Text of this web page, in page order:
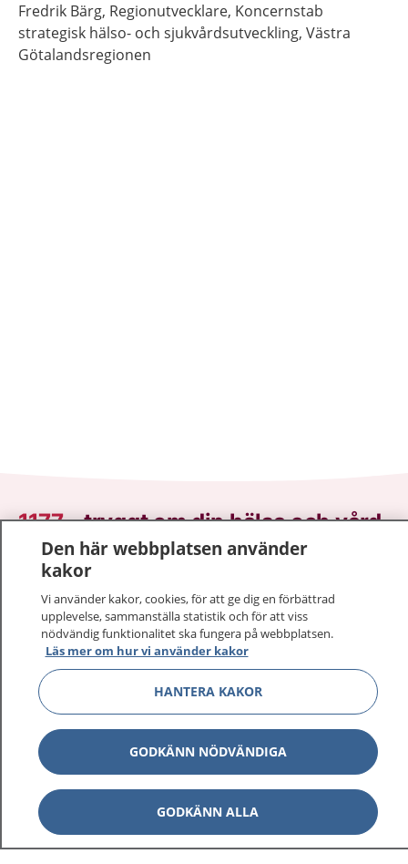
Fredrik Bärg, Regionutvecklare, Koncernstab
strategisk hälso- och sjukvårdsutveckling, Västra
Götalandsregionen
1177–tryggt om din hälsa och vård
På 1177.se får du råd om hälsa och information om
Logga in för att läsa din journal och göra dina
vårdärenden. Ring telefonnummer 1177 för
sjukvårdsrådgivning dygnet runt.
1177 ger dig råd när du vill må bättre.
1177 på flera språk Visa
Om 1177 Visa
Den här webbplatsen använder
kakor
Vi använder kakor, cookies, för att ge dig en förbättrad
upplevelse, sammanställa statistik och för att viss
nödvändig funktionalitet ska fungera på webbplatsen.
Läs mer om hur vi använder kakor
HANTERA KAKOR
GODKÄNN NÖDVÄNDIGA
GODKÄNN ALLA